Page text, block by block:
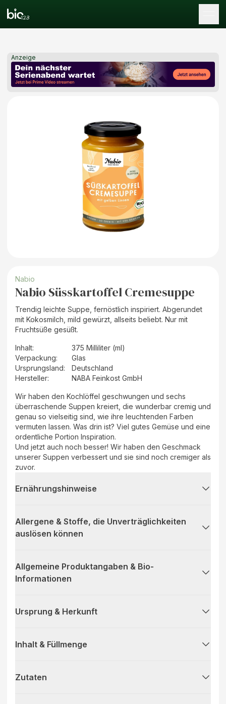
Anzeige
Nabio
Nabio Süsskartoffel Cremesuppe
Trendig leichte Suppe, fernöstlich inspiriert. Abgerundet
mit Kokosmilch, mild gewürzt, allseits beliebt. Nur mit
Fruchtsüße gesüßt.
Inhalt:
375 Milliliter (ml)
Verpackung:
Glas
Ursprungsland:
Deutschland
Hersteller: NABA Feinkost GmbH
Wir haben den Kochlöffel geschwungen und sechs
überraschende Suppen kreiert, die wunderbar cremig und
genau so vielseitig sind, wie ihre leuchtenden Farben
vermuten lassen. Was drin ist? Viel gutes Gemüse und eine
ordentliche Portion Inspiration.
Und jetzt auch noch besser! Wir haben den Geschmack
unserer Suppen verbessert und sie sind noch cremiger als
zuvor.
Ernährungshinweise
Allergene & Stoffe, die Unverträglichkeiten
auslösen können
Allgemeine Produktangaben & Bio-
Informationen
Ursprung & Herkunft
Inhalt & Füllmenge
Zutaten